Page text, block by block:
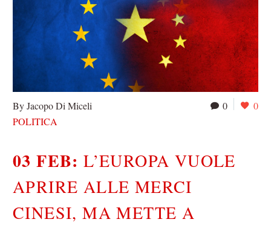
0 0
By Jacopo Di Miceli
POLITICA
03 FEB:L’EUROPA VUOLE
APRIRE ALLE MERCI
CINESI, MA METTE A